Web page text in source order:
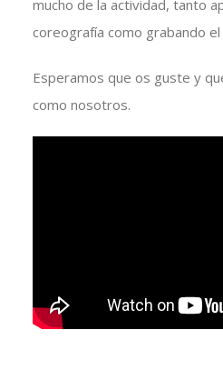
mucho de la actividad, tanto
coreografía como grabando
Esperamos que os guste y
como nosotros.